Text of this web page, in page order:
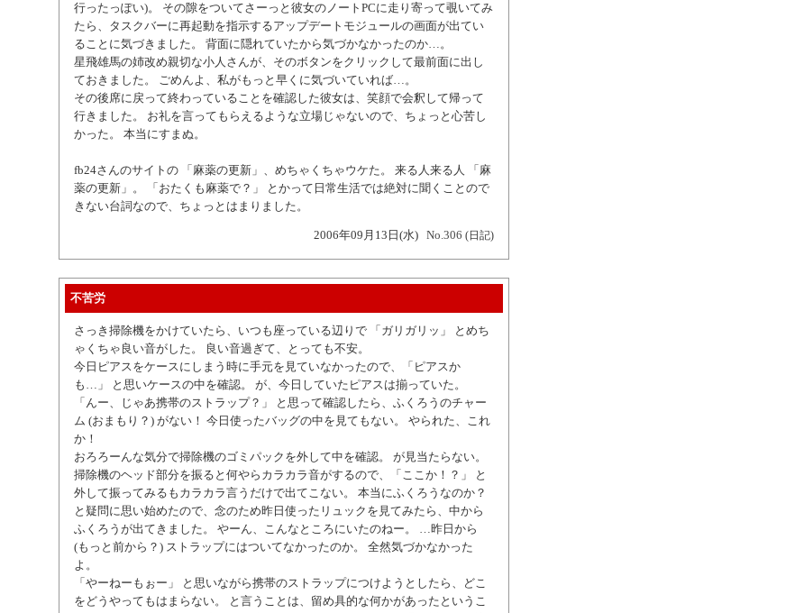
行ったっぽい)。 その隙をついてさーっと彼女のノートPCに走り寄って覗いてみ
たら、タスクバーに再起動を指示するアップデートモジュールの画面が出てい
ることに気づきました。 背面に隠れていたから気づかなかったのか…。
星飛雄馬の姉改め親切な小人さんが、そのボタンをクリックして最前面に出し
ておきました。 ごめんよ、私がもっと早くに気づいていれば…。
その後席に戻って終わっていることを確認した彼女は、笑顔で会釈して帰って
行きました。 お礼を言ってもらえるような立場じゃないので、ちょっと心苦し
かった。 本当にすまぬ。
fb24さんのサイトの 「麻薬の更新」、めちゃくちゃウケた。 来る人来る人 「麻
薬の更新」。 「おたくも麻薬で？」 とかって日常生活では絶対に聞くことので
きない台詞なので、ちょっとはまりました。
2006年09月13日(水) No.306 (日記)
不苦労
さっき掃除機をかけていたら、いつも座っている辺りで 「ガリガリッ」 とめち
ゃくちゃ良い音がした。 良い音過ぎて、とっても不安。
今日ピアスをケースにしまう時に手元を見ていなかったので、「ピアスか
も…」 と思いケースの中を確認。 が、今日していたピアスは揃っていた。
「んー、じゃあ携帯のストラップ？」 と思って確認したら、ふくろうのチャー
ム (おまもり？) がない！ 今日使ったバッグの中を見てもない。 やられた、これ
か！
おろろーんな気分で掃除機のゴミパックを外して中を確認。 が見当たらない。
掃除機のヘッド部分を振ると何やらカラカラ音がするので、「ここか！？」 と
外して振ってみるもカラカラ言うだけで出てこない。 本当にふくろうなのか？
と疑問に思い始めたので、念のため昨日使ったリュックを見てみたら、中から
ふくろうが出てきました。 やーん、こんなところにいたのねー。 …昨日から
(もっと前から？) ストラップにはついてなかったのか。 全然気づかなかった
よ。
「やーねーもぉー」 と思いながら携帯のストラップにつけようとしたら、どこ
をどうやってもはまらない。 と言うことは、留め具的な何かがあったというこ